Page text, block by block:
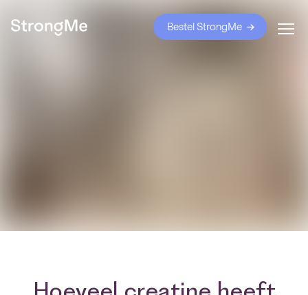
Bestel StrongMe